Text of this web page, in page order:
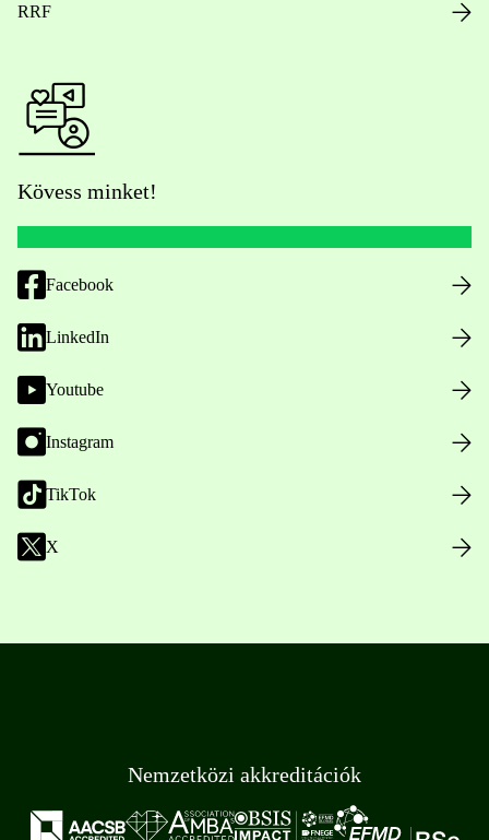
RRF
Kövess minket!
Facebook
LinkedIn
Youtube
Instagram
TikTok
X
Nemzetközi akkreditációk